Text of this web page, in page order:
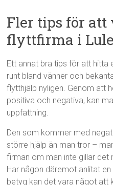
Fler tips för
flyttfirma i
Ett annat bra tips för att
runt bland vänner och
flytthjälp nyligen. Genom att
positiva och negativa, kan
uppfattning.
Den som kommer med
större hjälp än man tror –
firman om man inte gillar det
Har någon däremot anlitat
betyg kan det vara något att